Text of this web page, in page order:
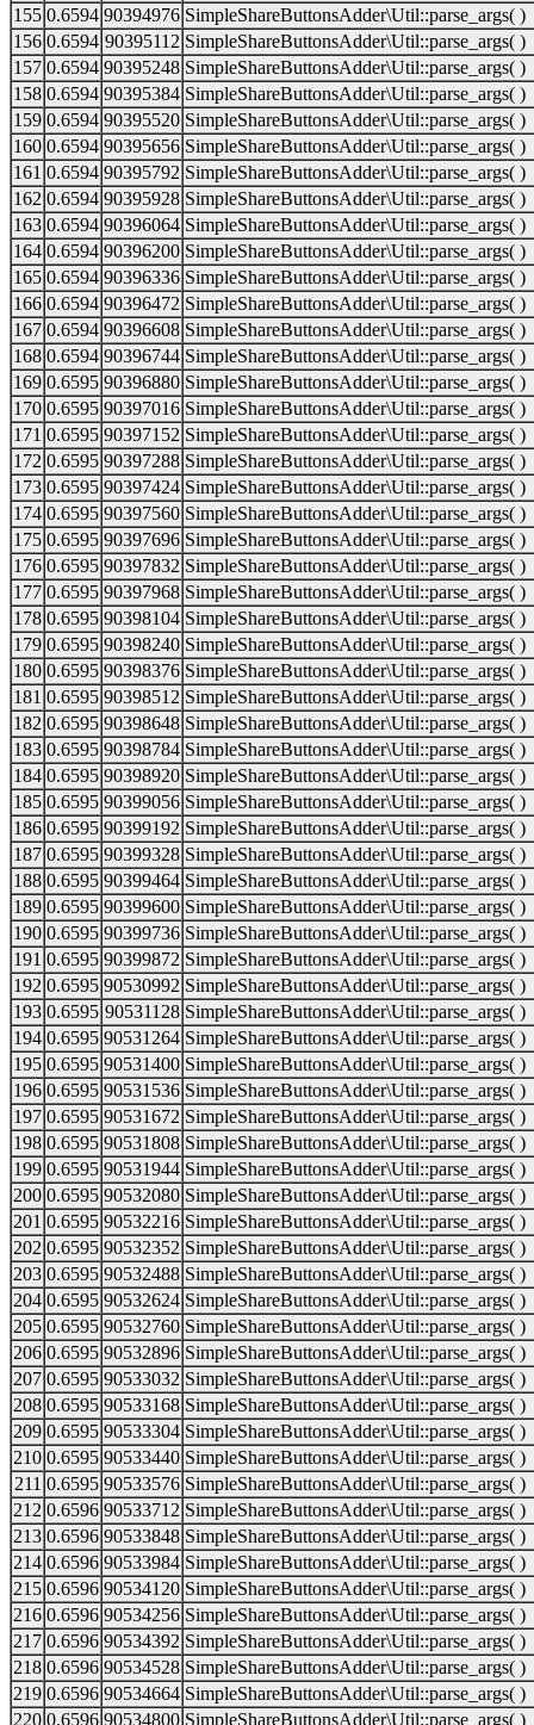
155 0.6594 90394976 SimpleShareButtonsAdder\Util::parse_args( )
156 0.6594 90395112 SimpleShareButtonsAdder\Util::parse_args( )
157 0.6594 90395248 SimpleShareButtonsAdder\Util::parse_args( )
158 0.6594 90395384 SimpleShareButtonsAdder\Util::parse_args( )
159 0.6594 90395520 SimpleShareButtonsAdder\Util::parse_args( )
160 0.6594 90395656 SimpleShareButtonsAdder\Util::parse_args( )
161 0.6594 90395792 SimpleShareButtonsAdder\Util::parse_args( )
162 0.6594 90395928 SimpleShareButtonsAdder\Util::parse_args( )
163 0.6594 90396064 SimpleShareButtonsAdder\Util::parse_args( )
164 0.6594 90396200 SimpleShareButtonsAdder\Util::parse_args( )
165 0.6594 90396336 SimpleShareButtonsAdder\Util::parse_args( )
166 0.6594 90396472 SimpleShareButtonsAdder\Util::parse_args( )
167 0.6594 90396608 SimpleShareButtonsAdder\Util::parse_args( )
168 0.6594 90396744 SimpleShareButtonsAdder\Util::parse_args( )
169 0.6595 90396880 SimpleShareButtonsAdder\Util::parse_args( )
170 0.6595 90397016 SimpleShareButtonsAdder\Util::parse_args( )
171 0.6595 90397152 SimpleShareButtonsAdder\Util::parse_args( )
172 0.6595 90397288 SimpleShareButtonsAdder\Util::parse_args( )
173 0.6595 90397424 SimpleShareButtonsAdder\Util::parse_args( )
174 0.6595 90397560 SimpleShareButtonsAdder\Util::parse_args( )
175 0.6595 90397696 SimpleShareButtonsAdder\Util::parse_args( )
176 0.6595 90397832 SimpleShareButtonsAdder\Util::parse_args( )
177 0.6595 90397968 SimpleShareButtonsAdder\Util::parse_args( )
178 0.6595 90398104 SimpleShareButtonsAdder\Util::parse_args( )
179 0.6595 90398240 SimpleShareButtonsAdder\Util::parse_args( )
180 0.6595 90398376 SimpleShareButtonsAdder\Util::parse_args( )
181 0.6595 90398512 SimpleShareButtonsAdder\Util::parse_args( )
182 0.6595 90398648 SimpleShareButtonsAdder\Util::parse_args( )
183 0.6595 90398784 SimpleShareButtonsAdder\Util::parse_args( )
184 0.6595 90398920 SimpleShareButtonsAdder\Util::parse_args( )
185 0.6595 90399056 SimpleShareButtonsAdder\Util::parse_args( )
186 0.6595 90399192 SimpleShareButtonsAdder\Util::parse_args( )
187 0.6595 90399328 SimpleShareButtonsAdder\Util::parse_args( )
188 0.6595 90399464 SimpleShareButtonsAdder\Util::parse_args( )
189 0.6595 90399600 SimpleShareButtonsAdder\Util::parse_args( )
190 0.6595 90399736 SimpleShareButtonsAdder\Util::parse_args( )
191 0.6595 90399872 SimpleShareButtonsAdder\Util::parse_args( )
192 0.6595 90530992 SimpleShareButtonsAdder\Util::parse_args( )
193 0.6595 90531128 SimpleShareButtonsAdder\Util::parse_args( )
194 0.6595 90531264 SimpleShareButtonsAdder\Util::parse_args( )
195 0.6595 90531400 SimpleShareButtonsAdder\Util::parse_args( )
196 0.6595 90531536 SimpleShareButtonsAdder\Util::parse_args( )
197 0.6595 90531672 SimpleShareButtonsAdder\Util::parse_args( )
198 0.6595 90531808 SimpleShareButtonsAdder\Util::parse_args( )
199 0.6595 90531944 SimpleShareButtonsAdder\Util::parse_args( )
200 0.6595 90532080 SimpleShareButtonsAdder\Util::parse_args( )
201 0.6595 90532216 SimpleShareButtonsAdder\Util::parse_args( )
202 0.6595 90532352 SimpleShareButtonsAdder\Util::parse_args( )
203 0.6595 90532488 SimpleShareButtonsAdder\Util::parse_args( )
204 0.6595 90532624 SimpleShareButtonsAdder\Util::parse_args( )
205 0.6595 90532760 SimpleShareButtonsAdder\Util::parse_args( )
206 0.6595 90532896 SimpleShareButtonsAdder\Util::parse_args( )
207 0.6595 90533032 SimpleShareButtonsAdder\Util::parse_args( )
208 0.6595 90533168 SimpleShareButtonsAdder\Util::parse_args( )
209 0.6595 90533304 SimpleShareButtonsAdder\Util::parse_args( )
210 0.6595 90533440 SimpleShareButtonsAdder\Util::parse_args( )
211 0.6595 90533576 SimpleShareButtonsAdder\Util::parse_args( )
212 0.6596 90533712 SimpleShareButtonsAdder\Util::parse_args( )
213 0.6596 90533848 SimpleShareButtonsAdder\Util::parse_args( )
214 0.6596 90533984 SimpleShareButtonsAdder\Util::parse_args( )
215 0.6596 90534120 SimpleShareButtonsAdder\Util::parse_args( )
216 0.6596 90534256 SimpleShareButtonsAdder\Util::parse_args( )
217 0.6596 90534392 SimpleShareButtonsAdder\Util::parse_args( )
218 0.6596 90534528 SimpleShareButtonsAdder\Util::parse_args( )
219 0.6596 90534664 SimpleShareButtonsAdder\Util::parse_args( )
220 0.6596 90534800 SimpleShareButtonsAdder\Util::parse_args( )